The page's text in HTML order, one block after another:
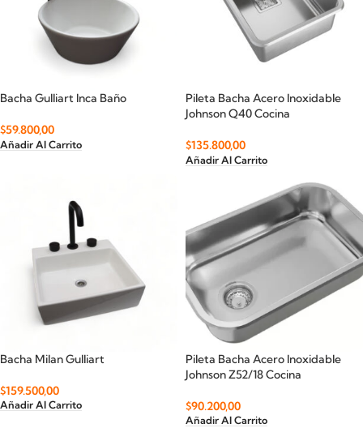
Bacha Gulliart Inca Baño
$59.800,00
Añadir Al Carrito
Pileta Bacha Acero Inoxidable
Johnson Q40 Cocina
$135.800,00
Añadir Al Carrito
Bacha Milan Gulliart
$159.500,00
Añadir Al Carrito
Pileta Bacha Acero Inoxidable
Johnson Z52/18 Cocina
$90.200,00
Añadir Al Carrito